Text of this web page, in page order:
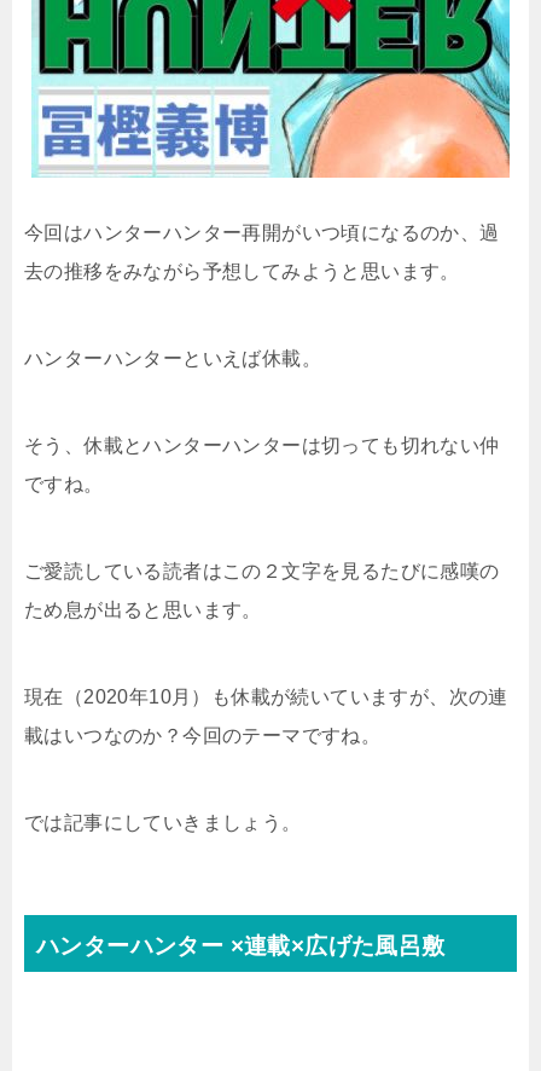
今回はハンターハンター再開がいつ頃になるのか、過
去の推移をみながら予想してみようと思います。
ハンターハンターといえば休載。
そう、休載とハンターハンターは切っても切れない仲
ですね。
ご愛読している読者はこの２文字を見るたびに感嘆の
ため息が出ると思います。
現在（2020年10月）も休載が続いていますが、次の連
載はいつなのか？今回のテーマですね。
では記事にしていきましょう。
ハンターハンター ×連載×広げた風呂敷